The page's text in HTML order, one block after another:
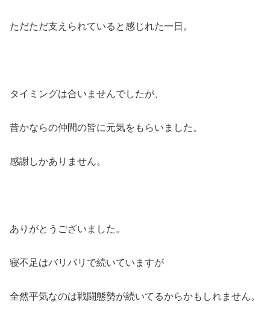
ただただ支えられていると感じれた一日。
タイミングは合いませんでしたが、
昔かならの仲間の皆に元気をもらいました。
感謝しかありません。
ありがとうございました。
寝不足はバリバリで続いていますが
全然平気なのは戦闘態勢が続いてるからかもしれません。